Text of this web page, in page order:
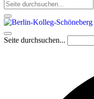
Seite durchsuchen...